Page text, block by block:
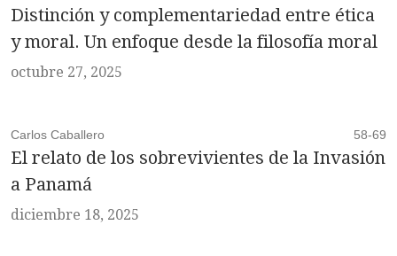
Distinción y complementariedad entre ética
y moral. Un enfoque desde la filosofía moral
octubre 27, 2025
Carlos Caballero 58-69
El relato de los sobrevivientes de la Invasión
a Panamá
diciembre 18, 2025